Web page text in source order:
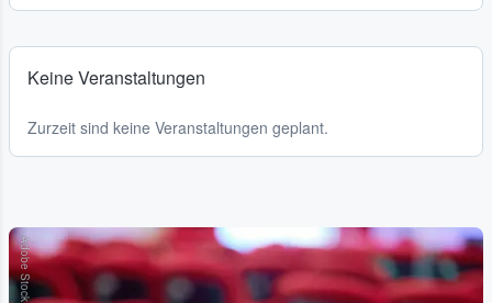
Keine Veranstaltungen
Zurzeit sind keine Veranstaltungen geplant.
Adobe Stock